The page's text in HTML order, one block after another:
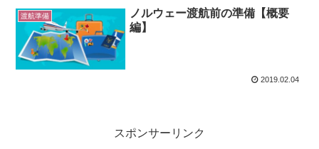
渡航準備
ノルウェー渡航前の準備【概要
編】
2019.02.04
スポンサーリンク